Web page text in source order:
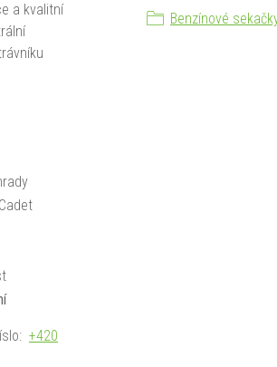
a kvalitní
+420
Benzínové